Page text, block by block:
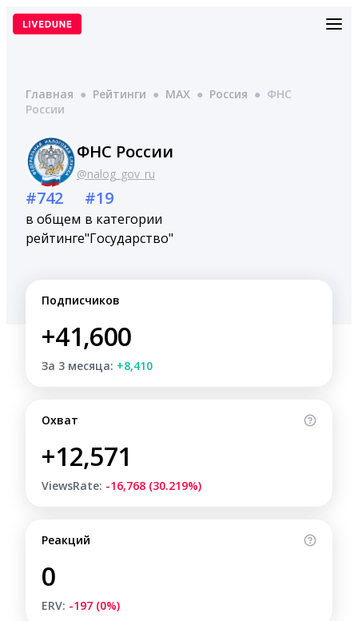
Перейти
Главная ● Рейтинги ● MAX ● Россия ● ФНС
России
ФНС России
@nalog_gov_ru
#742
в общем
рейтинге
#19
в категории
"Государство"
Подписчиков
+41,600
За 3 месяца: +8,410
Охват
+12,571
ViewsRate: -16,768 (30.219%)
Реакций
0
ERV: -197 (0%)